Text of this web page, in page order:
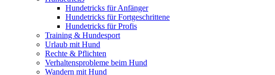
Hundetricks für Anfänger
Hundetricks für Fortgeschrittene
Hundetricks für Profis
Training & Hundesport
Urlaub mit Hund
Rechte & Pflichten
Verhaltensprobleme beim Hund
Wandern mit Hund